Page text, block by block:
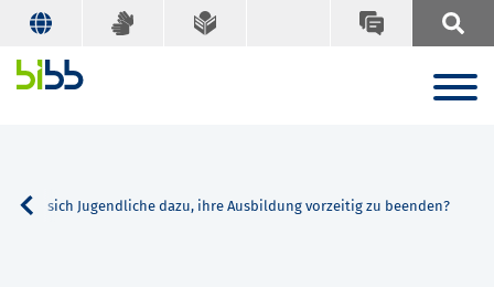
sich Jugendliche dazu, ihre Ausbildung vorzeitig zu beenden?